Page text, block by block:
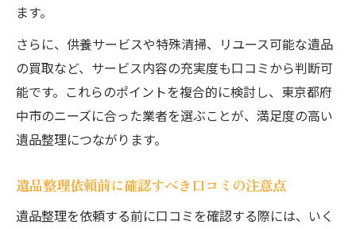
ます。
さらに、供養サービスや特殊清掃、リユース可能な遺品
の買取など、サービス内容の充実度も口コミから判断可
能です。これらのポイントを複合的に検討し、東京都府
中市のニーズに合った業者を選ぶことが、満足度の高い
遺品整理につながります。
遺品整理依頼前に確認すべき口コミの注意点
遺品整理を依頼する前に口コミを確認する際には、いく